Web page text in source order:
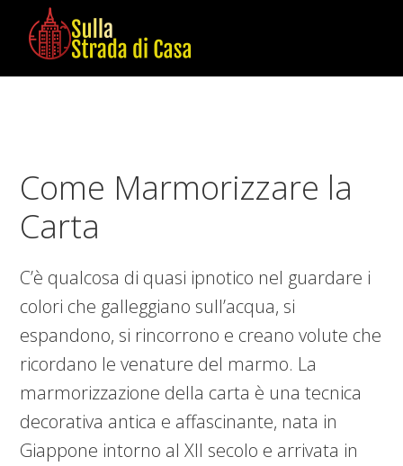
main
primary
footer
Sulla
in
Casa
Come Marmorizzare la
Carta
C’è qualcosa di quasi ipnotico nel guardare i
colori che galleggiano sull’acqua, si
espandono, si rincorrono e creano volute che
ricordano le venature del marmo. La
marmorizzazione della carta è una tecnica
decorativa antica e affascinante, nata in
Giappone intorno al XII secolo e arrivata in